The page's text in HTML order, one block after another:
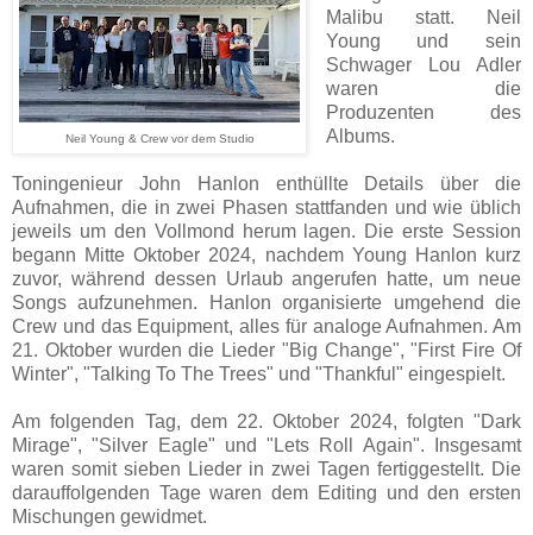
Neil Young & Crew vor dem Studio
Malibu statt. Neil
Young und sein
Schwager Lou Adler
waren die
Produzenten des
Albums.
Toningenieur John Hanlon enthüllte Details über die
Aufnahmen, die in zwei Phasen stattfanden und wie üblich
jeweils um den Vollmond herum lagen. Die erste Session
begann Mitte Oktober 2024, nachdem Young Hanlon kurz
zuvor, während dessen Urlaub angerufen hatte, um neue
Songs aufzunehmen. Hanlon organisierte umgehend die
Crew und das Equipment, alles für analoge Aufnahmen. Am
21. Oktober wurden die Lieder "Big Change", "First Fire Of
Winter", "Talking To The Trees" und "Thankful" eingespielt.
Am folgenden Tag, dem 22. Oktober 2024, folgten "Dark
Mirage", "Silver Eagle" und "Lets Roll Again". Insgesamt
waren somit sieben Lieder in zwei Tagen fertiggestellt. Die
darauffolgenden Tage waren dem Editing und den ersten
Mischungen gewidmet.